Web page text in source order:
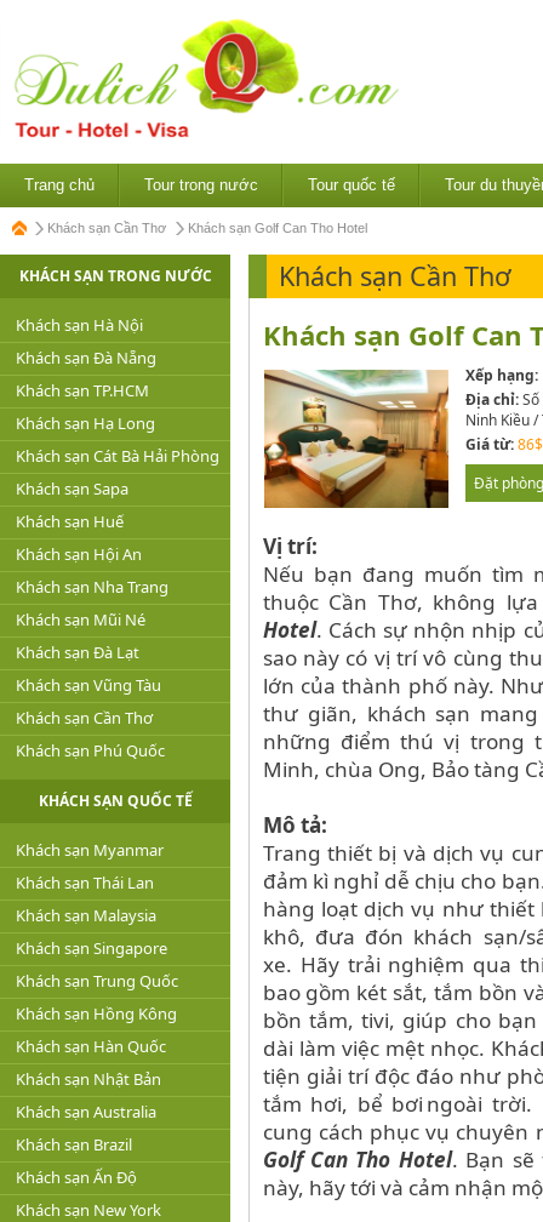
Trang chủ Tour trong nước Tour quốc tế Tour du
Khách sạn Cần Thơ Khách sạn Golf Can Tho Hotel
KHÁCH SẠN TRONG NƯỚC
Khách sạn Hà Nội
Khách sạn Đà Nẵng
Khách sạn TP.HCM
Khách sạn Hạ Long
Khách sạn Cát Bà Hải Phòng
Khách sạn Sapa
Khách sạn Huế
Khách sạn Hội An
Khách sạn Nha Trang
Khách sạn Mũi Né
Khách sạn Đà Lạt
Khách sạn Vũng Tàu
Khách sạn Cần Thơ
Khách sạn Phú Quốc
KHÁCH SẠN QUỐC TẾ
Khách sạn Myanmar
Khách sạn Thái Lan
Khách sạn Malaysia
Khách sạn Singapore
Khách sạn Trung Quốc
Khách sạn Hồng Kông
Khách sạn Hàn Quốc
Khách sạn Nhật Bản
Khách sạn Australia
Khách sạn Brazil
Khách sạn Ấn Độ
Khách sạn New York
Khách sạn Cần Thơ
Khách sạn Golf Can
Xếp hạng:
Địa chỉ:Số
Ninh Kiều
Giá từ:
Đặt phòng
Vị trí:
Nếu bạn đang muốn tìm
thuộc Cần Thơ, không
Hotel. Cách sự nhộn nhịp
sao này có vị trí vô cùng
lớn của thành phố này.
thư giãn, khách sạn
những điểm thú vị trong
Minh, chùa Ong, Bảo tàng
Mô tả:
Trang thiết bị và dịch vụ
đảm kì nghỉ dễ chịu cho
hàng loạt dịch vụ như
khô, đưa đón khách sạn/
xe. Hãy trải nghiệm qua
bao gồm két sắt, tắm bồn
bồn tắm, tivi, giúp cho
dài làm việc mệt nhọc.
tiện giải trí độc đáo như
tắm hơi, bể bơi ngoài
cung cách phục vụ
Golf Can Tho Hotel. Bạn
này, hãy tới và cảm nhận